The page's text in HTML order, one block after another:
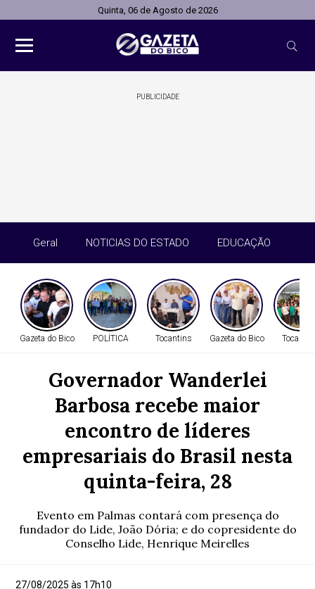
Quinta, 06 de Agosto de 2026
PUBLICIDADE
Geral NOTICIAS DO ESTADO EDUCAÇÃO
Gazeta do Bico POLÍTICA Tocantins Gazeta do Bico
Governador Wanderlei
Barbosa recebe maior
encontro de líderes
empresariais do Brasil nesta
quinta-feira, 28
Evento em Palmas contará com presença do
fundador do Lide, João Dória; e do copresidente do
Conselho Lide, Henrique Meirelles
27/08/2025 às 17h10